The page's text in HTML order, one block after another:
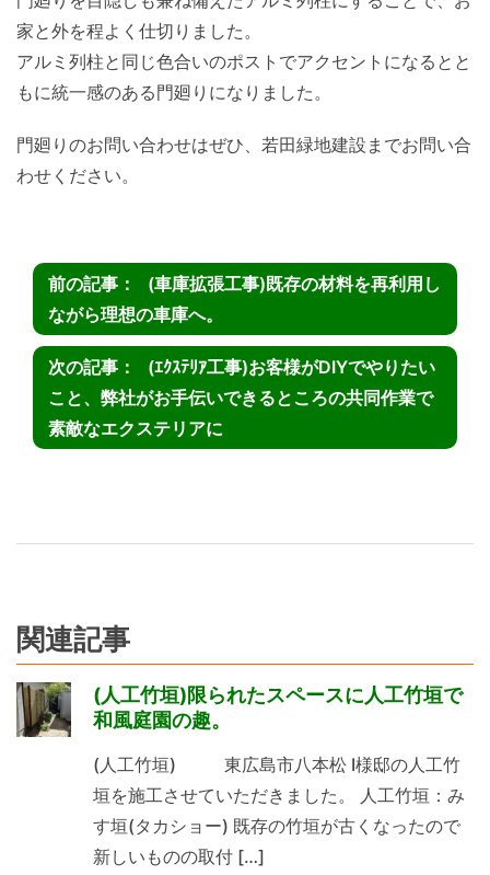
家と外を程よく仕切りました。
アルミ列柱と同じ色合いのポストでアクセントになるとと
もに統一感のある門廻りになりました。
門廻りのお問い合わせはぜひ、若田緑地建設までお問い合
わせください。
(車庫拡張工事)既存の材料を再利用し
ながら理想の車庫へ。
(ｴｸｽﾃﾘｱ工事)お客様がDIYでやりたい
こと、弊社がお手伝いできるところの共同作業で
素敵なエクステリアに
関連記事
(人工竹垣)限られたスペースに人工竹垣で
和風庭園の趣。
(人工竹垣) 東広島市八本松 I様邸の人工竹
垣を施工させていただきました。 人工竹垣：み
す垣(タカショー) 既存の竹垣が古くなったので
新しいものの取付 […]